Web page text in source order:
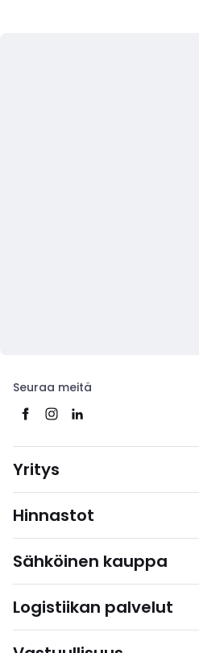
Seuraa meitä
Yritys
Hinnastot
Sähköinen kauppa
Logistiikan palvelut